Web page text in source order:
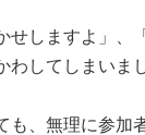
しますよ」、
してしまいま
、無理に参加